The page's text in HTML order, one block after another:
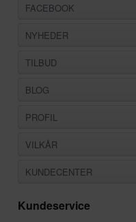
FACEBOOK
NYHEDER
TILBUD
BLOG
PROFIL
VILKÅR
KUNDECENTER
Kundeservice